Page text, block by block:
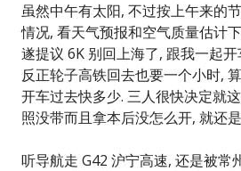
虽然中午有太阳, 不过按上午来的
情况, 看天气预报和空气质量估计
遂提议 6K 别回上海了, 跟我一起
反正轮子高铁回去也要一个小时,
开车过去快多少. 三人很快决定就
照没带而且拿本后没怎么开, 就还
听导航走 G42 沪宁高速, 还是被常